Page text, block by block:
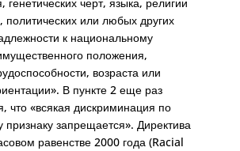
политических или любых других
к национальному
положения,
возраста или
В пункте 2 еще раз
что «всякая дискриминация по
запрещается». Директива
равенстве 2000 года (Racial